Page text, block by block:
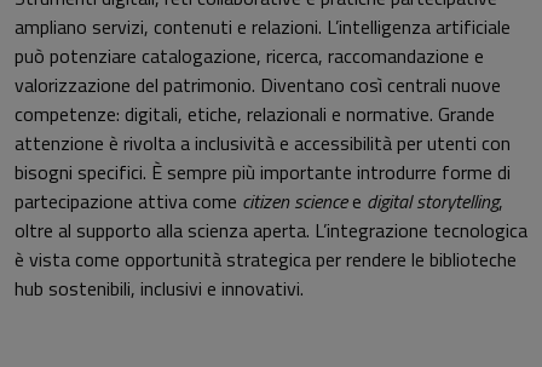
ampliano servizi, contenuti e relazioni. L’intelligenza artificiale
può potenziare catalogazione, ricerca, raccomandazione e
valorizzazione del patrimonio. Diventano così centrali nuove
competenze: digitali, etiche, relazionali e normative. Grande
attenzione è rivolta a inclusività e accessibilità per utenti con
bisogni specifici. È sempre più importante introdurre forme di
partecipazione attiva come citizen sciencee digital storytelling,
oltre al supporto alla scienza aperta. L’integrazione tecnologica
è vista come opportunità strategica per rendere le biblioteche
hub sostenibili, inclusivi e innovativi.